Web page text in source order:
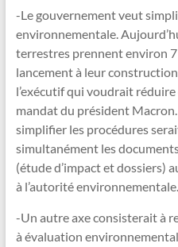
-Le gouvernement veut
environnementale.
terrestres prennent environ
lancement à leur
l’exécutif qui voudrait réduire
mandat du président
simplifier les procédures
simultanément les
(étude d’impact et dossiers)
à l’autorité environnementale.
-Un autre axe consisterait à
à évaluation